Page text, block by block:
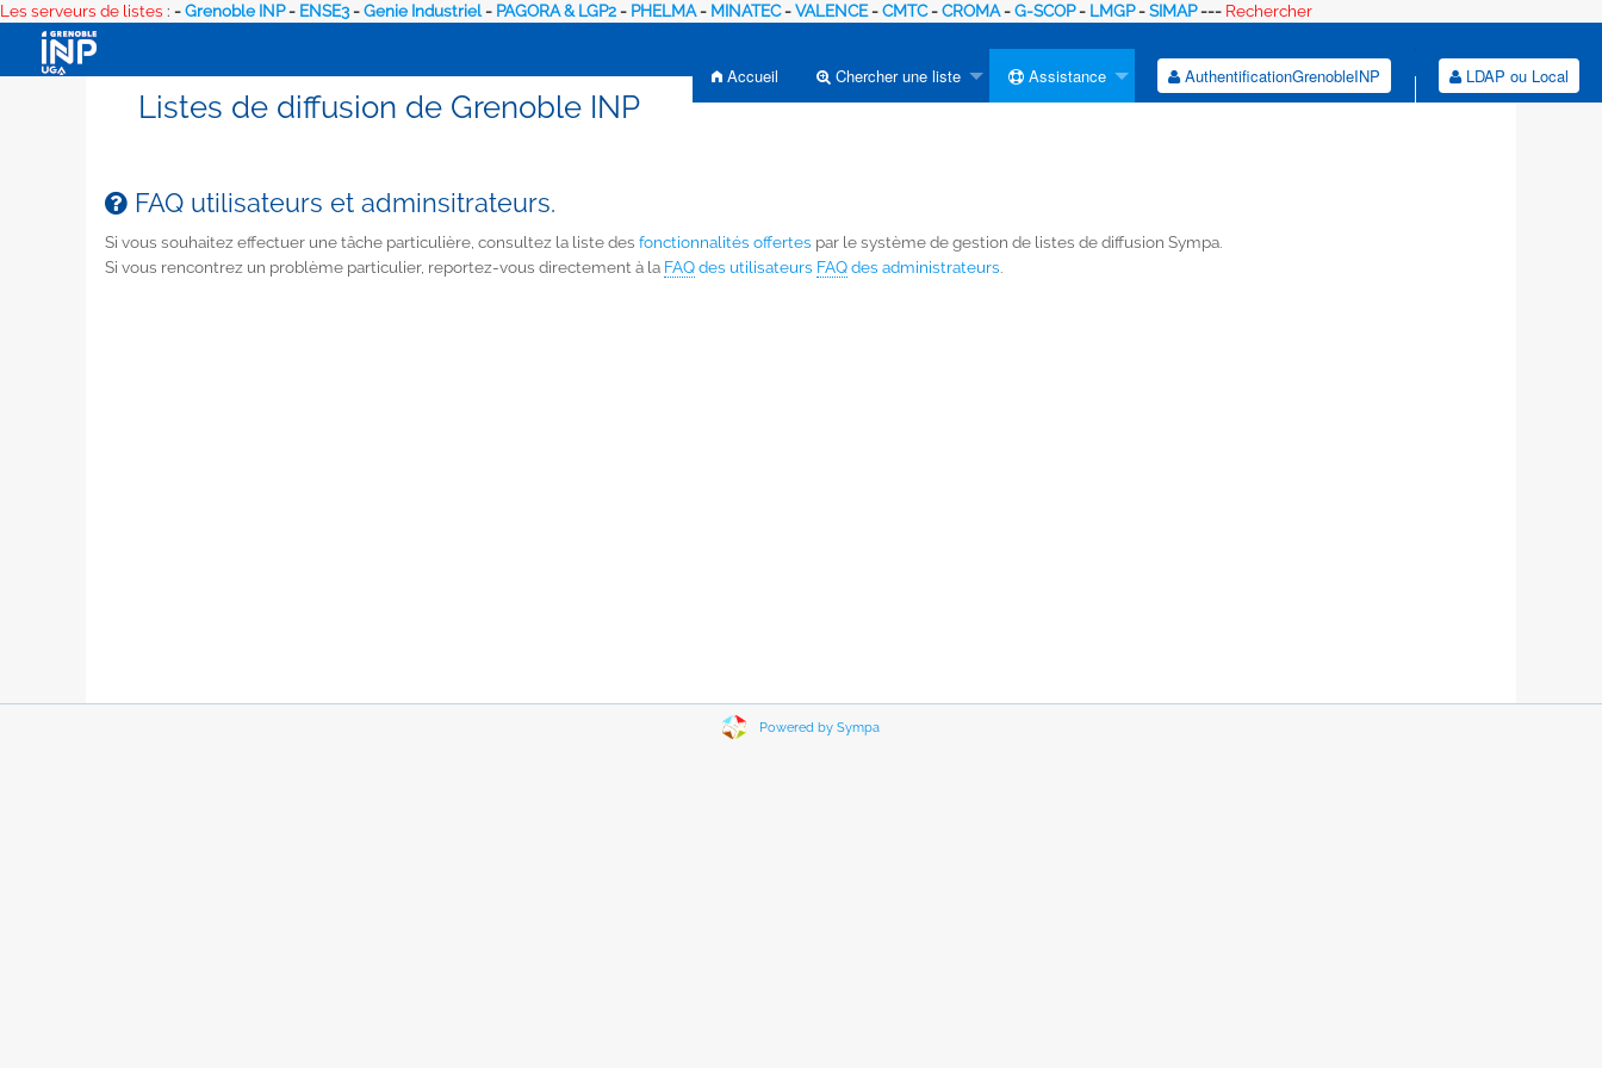
Les serveurs de listes : -Grenoble INP- ENSE3-Genie Industriel- PAGORA & LGP2- PHELMA- MINATEC-VALENCE-CMTC-CROMA-G-SCOP- LMGP-SIMAP--- Rechercher
Accueil Chercher une liste Assistance AuthentificationGrenobleINP LDAP ou Local
Listes de diffusion de Grenoble INP
FAQ utilisateurs et adminsitrateurs.
Si vous souhaitez effectuer une tâche particulière, consultez la liste des fonctionnalités offertes par le système de gestion de listes de diffusion Sympa.
Si vous rencontrez un problème particulier, reportez-vous directement à la FAQdes utilisateurs FAQdes administrateurs
Powered by Sympa